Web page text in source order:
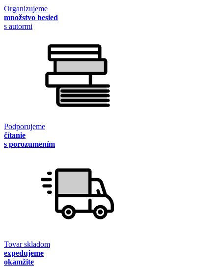
Organizujeme
množstvo besied
s autormi
Podporujeme
čítanie
s porozumením
Tovar skladom
expedujeme
okamžite